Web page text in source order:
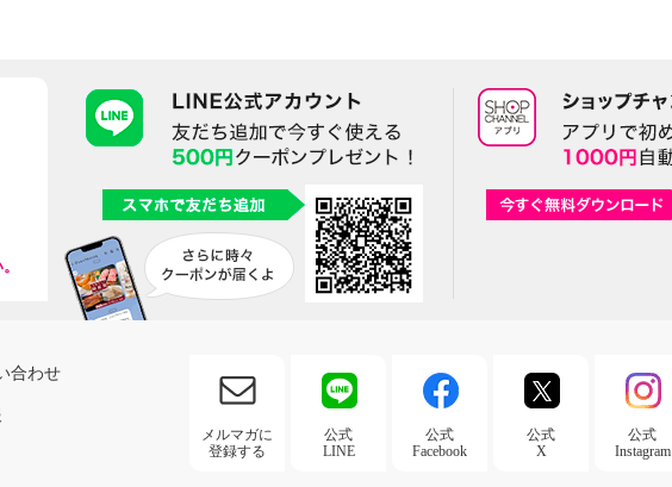
合わせ
メルマガに
登録する
公式
LINE
公式
Facebook
公式
X
公式
Instagram